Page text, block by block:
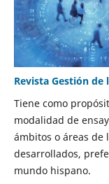
Revista Gestión de
Tiene como
modalidad de
ámbitos o áreas de
desarrollados,
mundo hispano.